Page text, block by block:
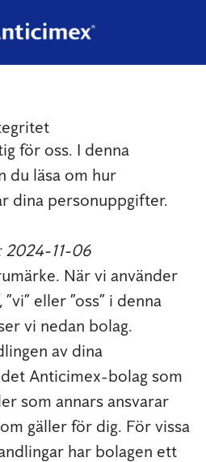
för oss. I denna
du läsa om hur
dina personuppgifter.
2024-11-06
När vi använder
eller ”oss” i denna
vi nedan bolag.
av dina
Anticimex-bolag som
som annars ansvarar
gäller för dig. För vissa
har bolagen ett